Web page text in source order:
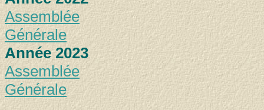
Assemblée
Générale
Année 2023
Assemblée
Générale